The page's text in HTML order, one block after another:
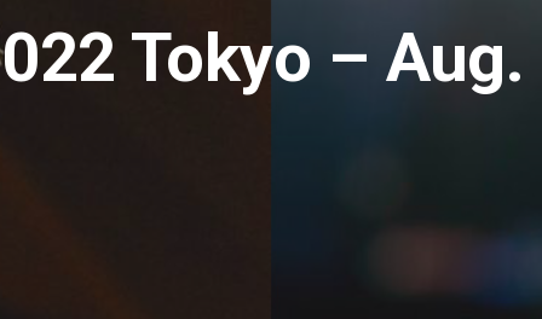
Tokyo – Aug.